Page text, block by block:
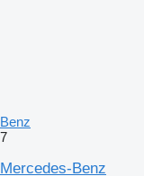
Benz
7
Mercedes-Benz